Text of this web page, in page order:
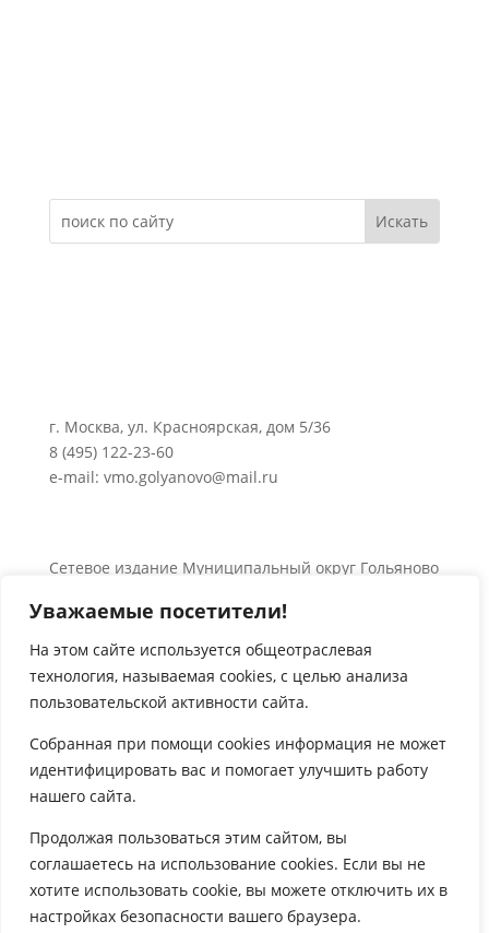
Уважаемые посетители!
На этом сайте используется общеотраслевая
технология, называемая cookies, с целью анализа
пользовательской активности сайта.
Собранная при помощи cookies информация не может
идентифицировать вас и помогает улучшить работу
нашего сайта.
Продолжая пользоваться этим сайтом, вы
соглашаетесь на использование cookies. Если вы не
хотите использовать cookie, вы можете отключить их в
настройках безопасности вашего браузера.
г. Москва, ул. Красноярская, дом 5/36
8 (495) 122-23-60
e-mail: vmo.golyanovo@mail.ru
Сетевое издание Муниципальный округ Гольяново
Об использовании информации сайта.
© 2024 Все права защищены.

